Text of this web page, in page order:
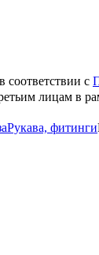
соответствии с
лицам в
Рукава, фитинги